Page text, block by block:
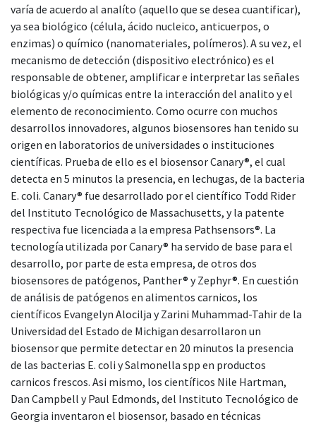
varía de acuerdo al analíto (aquello que se desea cuantificar),
ya sea biológico (célula, ácido nucleico, anticuerpos, o
enzimas) o químico (nanomateriales, polímeros). A su vez, el
mecanismo de detección (dispositivo electrónico) es el
responsable de obtener, amplificar e interpretar las señales
biológicas y/o químicas entre la interacción del analito y el
elemento de reconocimiento. Como ocurre con muchos
desarrollos innovadores, algunos biosensores han tenido su
origen en laboratorios de universidades o instituciones
científicas. Prueba de ello es el biosensor Canary®, el cual
detecta en 5 minutos la presencia, en lechugas, de la bacteria
E. coli. Canary® fue desarrollado por el científico Todd Rider
del Instituto Tecnológico de Massachusetts, y la patente
respectiva fue licenciada a la empresa Pathsensors®. La
tecnología utilizada por Canary® ha servido de base para el
desarrollo, por parte de esta empresa, de otros dos
biosensores de patógenos, Panther® y Zephyr®. En cuestión
de análisis de patógenos en alimentos carnicos, los
científicos Evangelyn Alocilja y Zarini Muhammad-Tahir de la
Universidad del Estado de Michigan desarrollaron un
biosensor que permite detectar en 20 minutos la presencia
de las bacterias E. coli y Salmonella spp en productos
carnicos frescos. Asi mismo, los científicos Nile Hartman,
Dan Campbell y Paul Edmonds, del Instituto Tecnológico de
Georgia inventaron el biosensor, basado en técnicas